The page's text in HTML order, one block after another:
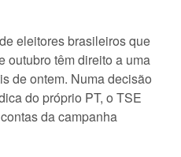
eleitores brasileiros que
outubro têm direito a uma
de ontem. Numa decisão
do próprio PT, o TSE
da campanha